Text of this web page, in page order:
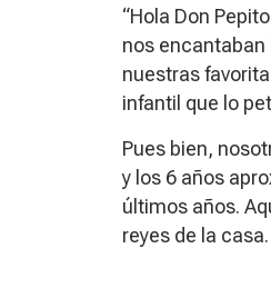
“Hola Don
nos encantaban
nuestras
infantil que lo
Pues bien,
y los 6 años
últimos años.
reyes de la casa.